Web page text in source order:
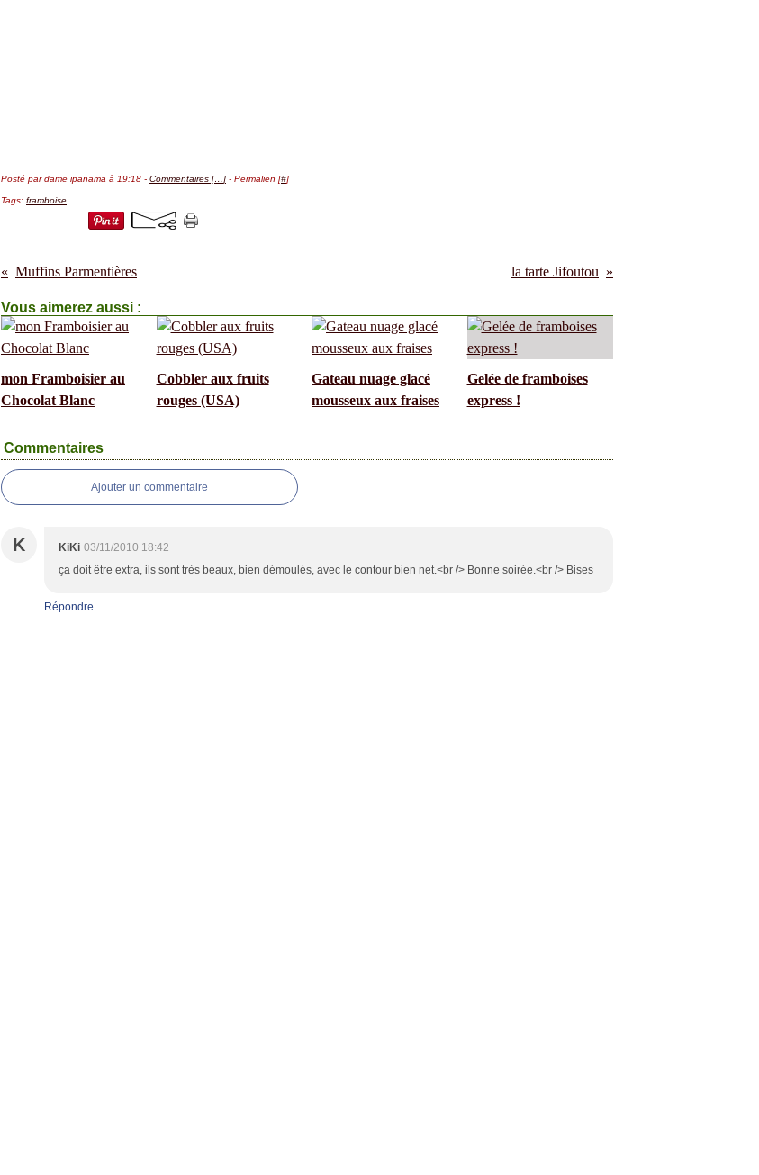
Posté par dame ipanama à 19:18 - Commentaires [… ] - Permalien [#]
Tags: framboise
Muffins Parmentières la tarte Jifoutou
Vous aimerez aussi :
mon Framboisier au
Chocolat Blanc
Cobbler aux fruits
rouges (USA)
Gateau nuage glacé
mousseux aux fraises
Gelée de framboises
express !
Commentaires
Ajouter un commentaire
K KiKi 03/11/2010 18:42
ça doit être extra, ils sont très beaux, bien démoulés, avec le contour bien net.<br /> Bonne soirée.<br /> Bises
Répondre